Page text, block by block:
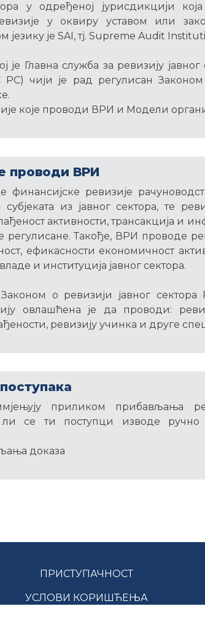
у одређеној јурисдикцији
у оквиру уставом или
језику је SAI, тј. Supreme Audit
Главна служба за ревизију
РС) чији је рад регулисан Законом
које проводи ВРИ и Модели
проводи ВРИ
финансијске ревизије
субјеката из јавног сектора, те
активности, трансакција и
регулисане. Такође, ВРИ проводе
ефикасности економичност
и институција јавног сектора.
о ревизији јавног сектора
овлашћена је да проводи:
ревизију учинка и друге
приликом прибављања
се ти поступци изводе
доказа
ПРИСТУПАЧНОСТ
УСЛОВИ КОРИШЋЕЊА